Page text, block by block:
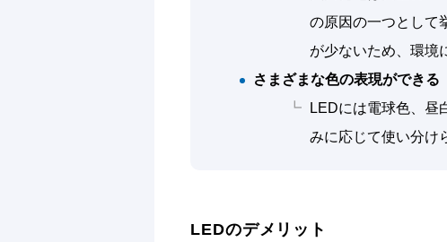
の原因の一つとして
が少ないため、環境
さまざまな色の表現ができる
LEDには電球色、昼
みに応じて使い分け
LEDのデメリット